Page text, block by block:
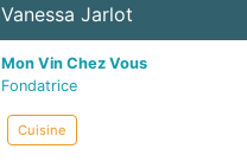
Vanessa Jarlot
Mon Vin Chez Vous
Fondatrice
Cuisine